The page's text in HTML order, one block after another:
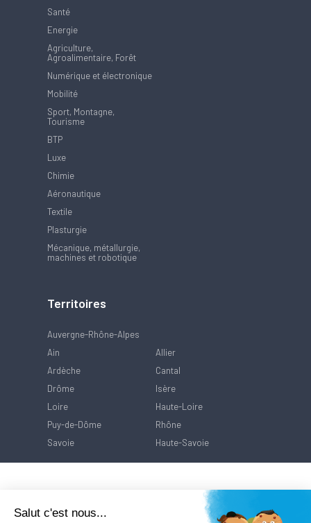
Santé
Energie
Agriculture,
Agroalimentaire, Forêt
Numérique et électronique
Mobilité
Sport, Montagne,
Tourisme
BTP
Luxe
Chimie
Aéronautique
Textile
Plasturgie
Mécanique, métallurgie,
machines et robotique
Territoires
Auvergne-Rhône-Alpes
Ain
Allier
Ardèche
Cantal
Drôme
Isère
Loire
Haute-Loire
Puy-de-Dôme
Rhône
Savoie
Haute-Savoie
Salut c'est nous...